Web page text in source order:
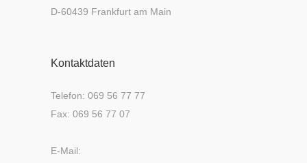
D-60439 Frankfurt am Main
Kontaktdaten
Telefon: 069 56 77 77
Fax: 069 56 77 07
E-Mail: